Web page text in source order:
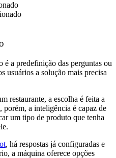
é a predefinição das perguntas ou
usuários a solução mais precisa
restaurante, a escolha é feita a
porém, a inteligência é capaz de
um tipo de produto que tenha
, há respostas já configuradas e
a máquina oferece opções